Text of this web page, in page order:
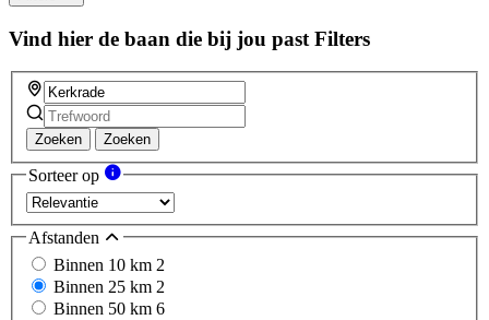
Vind hier de baan die bij jou past Filters
Zoeken Zoeken
Sorteer op
Afstanden
Binnen 10 km 2
Binnen 25 km 2
Binnen 50 km 6